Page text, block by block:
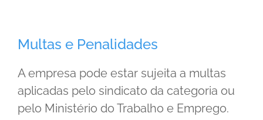
Multas e Penalidades
A empresa pode estar sujeita a multas
aplicadas pelo sindicato da categoria ou
pelo Ministério do Trabalho e Emprego.